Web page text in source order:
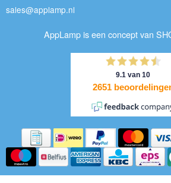
sales@applamp.nl
AppLamp is een concept van